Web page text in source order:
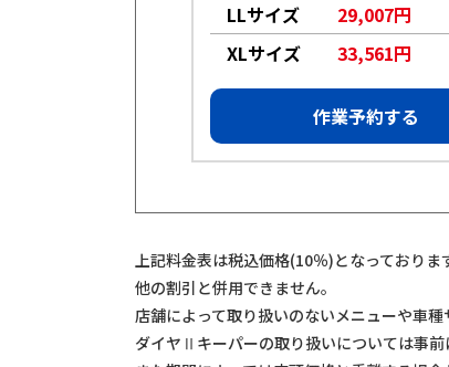
LLサイズ
29,007円
XLサイズ
33,561円
作業予約する
上記料金表は税込価格(10％)となっておりま
他の割引と併用できません。
店舗によって取り扱いのないメニューや車種
ダイヤⅡキーパーの取り扱いについては事前